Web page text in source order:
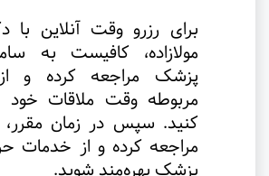
برای رزرو وقت آنلاین با
مولازاده، کافیست به
پزشک مراجعه کرده و
مربوطه وقت ملاقات خود
کنید. سپس در زمان
مراجعه کرده و از خدمات
پزشک بهره‌مند شوید.